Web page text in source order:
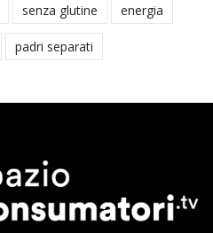
senza glutine energia
padri separati